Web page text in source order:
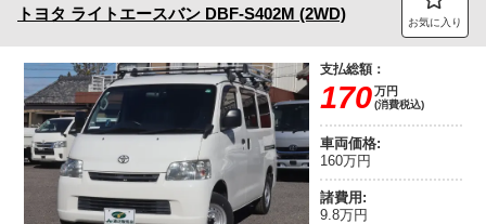
トヨタ ライトエースバン DBF-S402M (2WD) お気に入り
支払総額：
170万円
(消費税込)
車両価格:
160万円
諸費用:
9.8万円